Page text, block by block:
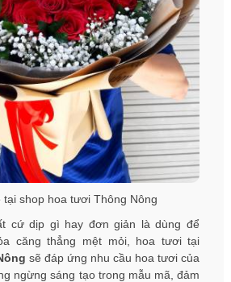
tại shop hoa tươi Thông Nông
cứ dịp gì hay đơn giản là dùng để
căng thẳng mệt mỏi, hoa tươi tại
sẽ đáp ứng nhu cầu hoa tươi của
ngừng sáng tạo trong mẫu mã, đảm